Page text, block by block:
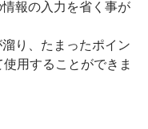
報の入力を省く事が
り、たまったポイン
用することができま
利点があるのですか？